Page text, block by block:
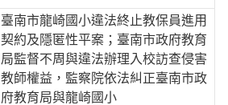
臺南市龍崎國小違法終止教保員進用
契約及隱匿性平案；臺南市政府教育
局監督不周與違法辦理入校訪查侵害
教師權益，監察院依法糾正臺南市政
府教育局與龍崎國小